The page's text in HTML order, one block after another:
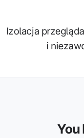
Izolacja
i
You